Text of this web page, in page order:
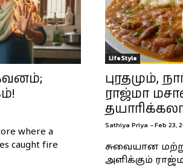
where a
caught fire
Life Style
புரதமும்,
ராஜ்மா
Sathiya Priya -Feb 23,
சுவையான
அளிக்கும்